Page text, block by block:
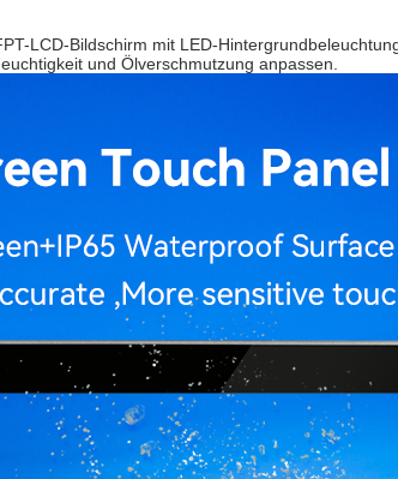
LCD-Bildschirm mit LED-
und Ölverschmutzung anpassen.